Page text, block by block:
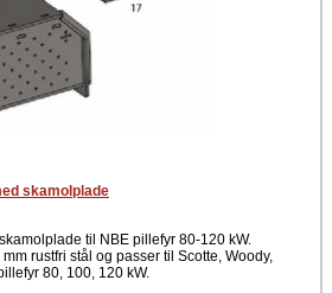
skamolplade
til NBE pillefyr 80-120 kW.
rustfri stål og passer til Scotte, Woody,
80, 100, 120 kW.